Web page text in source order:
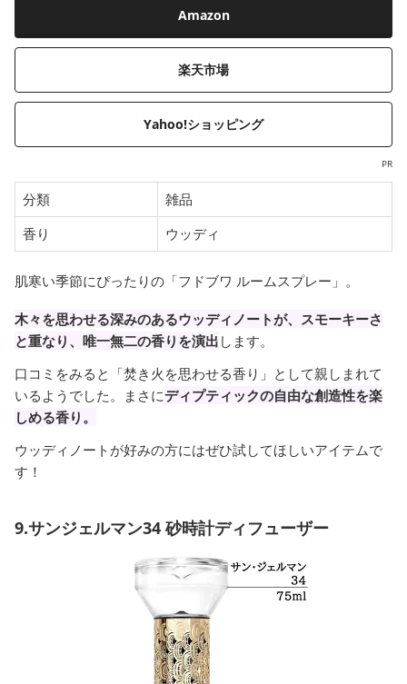
Amazon
楽天市場
Yahoo!ショッピング
PR
分類
雑品
香り
ウッディ
肌寒い季節にぴったりの「フドブワ ルームスプレー」。
木々を思わせる深みのあるウッディノートが、スモーキーさ
と重なり、唯一無二の香りを演出 します。
口コミをみると「焚き火を思わせる香り」として親しまれて
いるようでした。まさにディプティックの自由な創造性を楽
しめる香り。
ウッディノートが好みの方にはぜひ試してほしいアイテムで
す！
9.サンジェルマン34 砂時計ディフューザー